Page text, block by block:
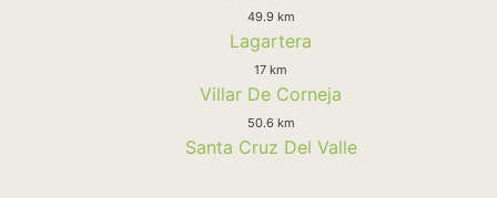
49.9 km
Lagartera
17 km
Villar De Corneja
50.6 km
Santa Cruz Del Valle